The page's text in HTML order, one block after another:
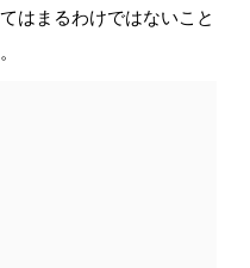
はまるわけではないこと